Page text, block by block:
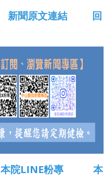
新聞原文連結
回
本院LINE粉專
本